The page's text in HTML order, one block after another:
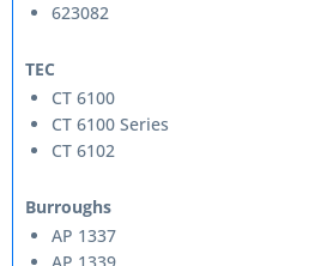
623082
TEC
CT 6100
CT 6100 Series
CT 6102
Burroughs
AP 1337